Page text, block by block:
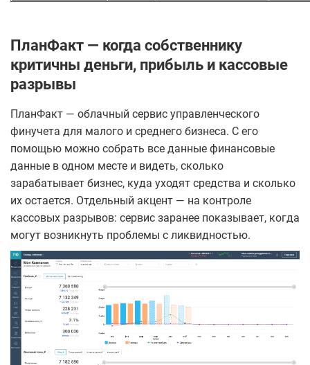
ПланФакт — когда собственнику
критичны деньги, прибыль и кассовые
разрывы
ПланФакт — облачный сервис управленческого
финучета для малого и среднего бизнеса. С его
помощью можно собрать все данные финансовые
данные в одном месте и видеть, сколько
зарабатывает бизнес, куда уходят средства и сколько
их остается. Отдельный акцент — на контроле
кассовых разрывов: сервис заранее показывает, когда
могут возникнуть проблемы с ликвидностью.